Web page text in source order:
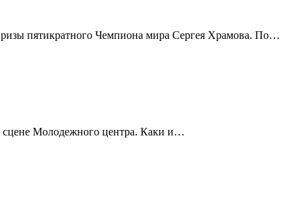
пятикратного Чемпиона мира Сергея Храмова. По…
сцене Молодежного центра. Каки и…